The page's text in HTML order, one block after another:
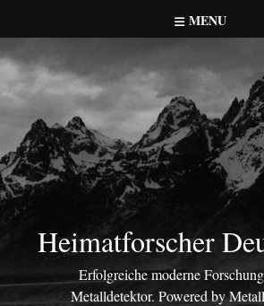
to
content
MENU
Heimatforscher
Erfolgreiche moderne
Metalldetektor. Powered by